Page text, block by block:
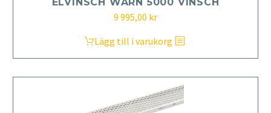
9 995,00 kr
Lägg till i varukorg